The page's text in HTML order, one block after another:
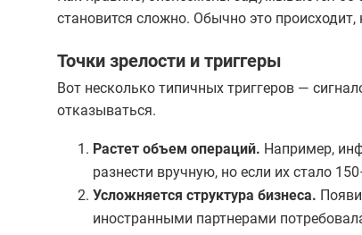
становится сложно. Обычно это происходит,
Точки зрелости и триггеры
Вот несколько типичных триггеров —
отказываться.
Растет объем операций. Например,
разнести вручную, но если их стало
Усложняется структура бизнеса.
иностранными партнерами